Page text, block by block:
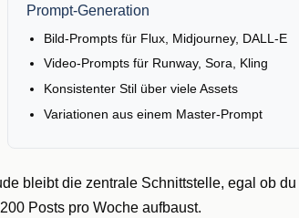
Prompt-Generation
Bild-Prompts für Flux, Midjourney, DALL-E
Video-Prompts für Runway, Sora, Kling
Konsistenter Stil über viele Assets
Variationen aus einem Master-Prompt
bleibt die zentrale Schnittstelle, egal ob
Posts pro Woche aufbaust.